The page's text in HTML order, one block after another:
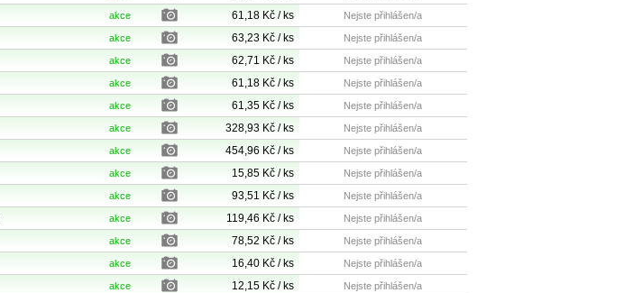
akce 61,18 Kč / ks Nejste přihlášen/a
akce 63,23 Kč / ks Nejste přihlášen/a
akce 62,71 Kč / ks Nejste přihlášen/a
akce 61,18 Kč / ks Nejste přihlášen/a
akce 61,35 Kč / ks Nejste přihlášen/a
akce 328,93 Kč / ks Nejste přihlášen/a
akce 454,96 Kč / ks Nejste přihlášen/a
akce 15,85 Kč / ks Nejste přihlášen/a
akce 93,51 Kč / ks Nejste přihlášen/a
akce 119,46 Kč / ks Nejste přihlášen/a
akce 78,52 Kč / ks Nejste přihlášen/a
akce 16,40 Kč / ks Nejste přihlášen/a
akce 12,15 Kč / ks Nejste přihlášen/a